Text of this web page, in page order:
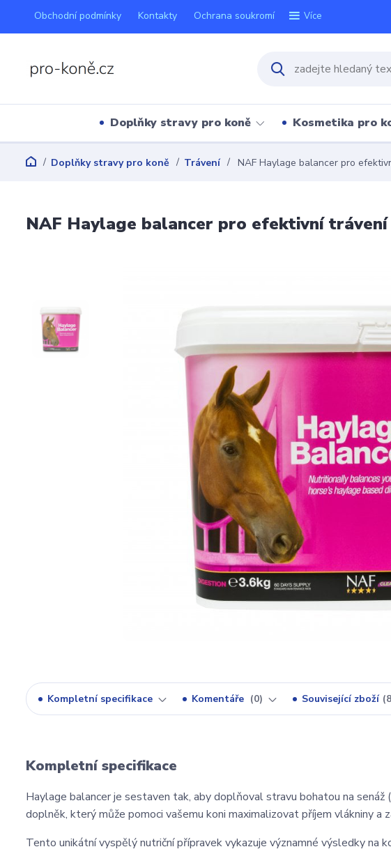
Obchodní podmínky Kontakty Ochrana soukromí Více
Doplňky stravy pro koně Kosmetika pro
Doplňky stravy pro koně Trávení NAF Haylage balancer pro
NAF Haylage balancer pro efektivní
Kompletní specifikace Komentáře 0 Související zboží 8
Kompletní specifikace
Haylage balancer je sestaven tak, aby doplňoval stravu bohatou na senáž
doplněk, který může pomoci vašemu koni maximalizovat příjem vlákniny a
Tento unikátní vyspělý nutriční přípravek vykazuje významné výsledky na